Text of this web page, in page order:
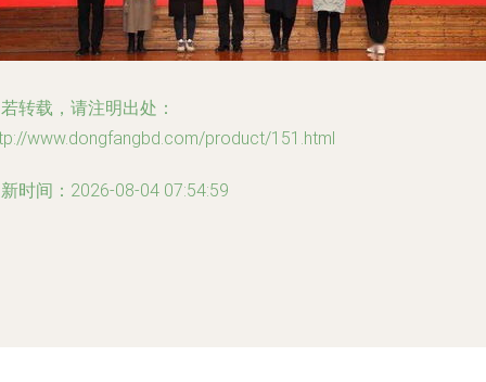
转载，请注明出处：
www.dongfangbd.com/product/151.html
时间：2026-08-04 07:54:59